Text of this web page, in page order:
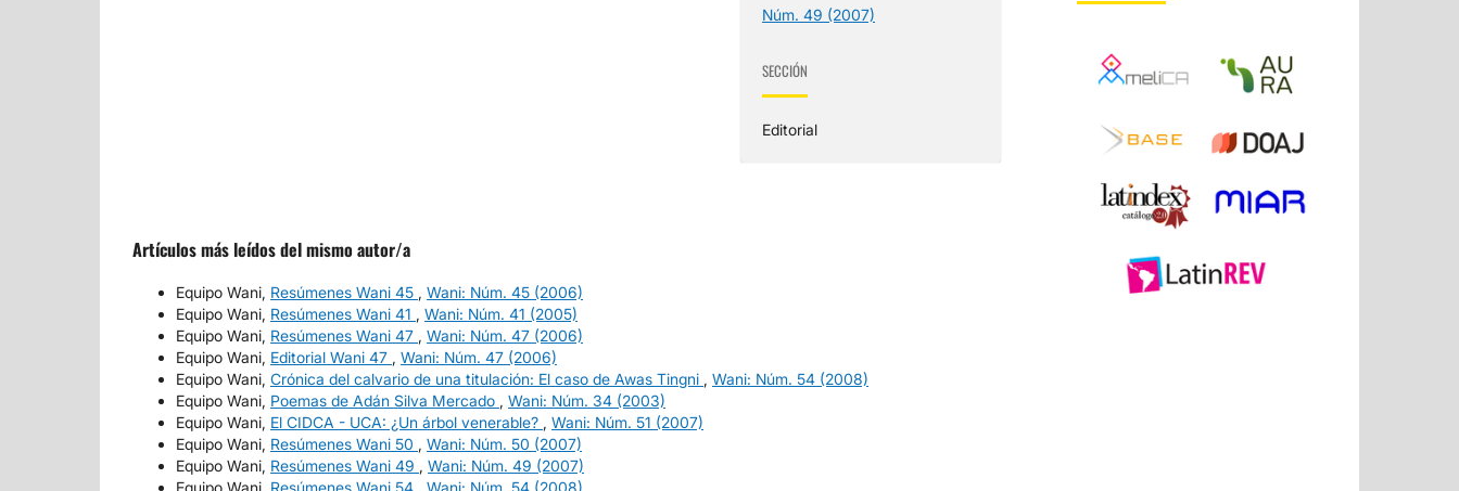
Núm. 49 (2007)
SECCIÓN
Editorial
Artículos más leídos del mismo autor/a
Equipo Wani, Resúmenes Wani 45 , Wani: Núm. 45 (2006)
Equipo Wani, Resúmenes Wani 41 , Wani: Núm. 41 (2005)
Equipo Wani, Resúmenes Wani 47 , Wani: Núm. 47 (2006)
Equipo Wani, Editorial Wani 47 , Wani: Núm. 47 (2006)
Equipo Wani, Crónica del calvario de una titulación: El caso de Awas Tingni , Wani: Núm. 54 (2008)
Equipo Wani, Poemas de Adán Silva Mercado , Wani: Núm. 34 (2003)
Equipo Wani, El CIDCA - UCA: ¿Un árbol venerable? , Wani: Núm. 51 (2007)
Equipo Wani, Resúmenes Wani 50 , Wani: Núm. 50 (2007)
Equipo Wani, Resúmenes Wani 49 , Wani: Núm. 49 (2007)
Equipo Wani, Resúmenes Wani 54 , Wani: Núm. 54 (2008)